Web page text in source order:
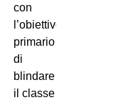
con
l’obiettivo
primario
di
blindare
il classe